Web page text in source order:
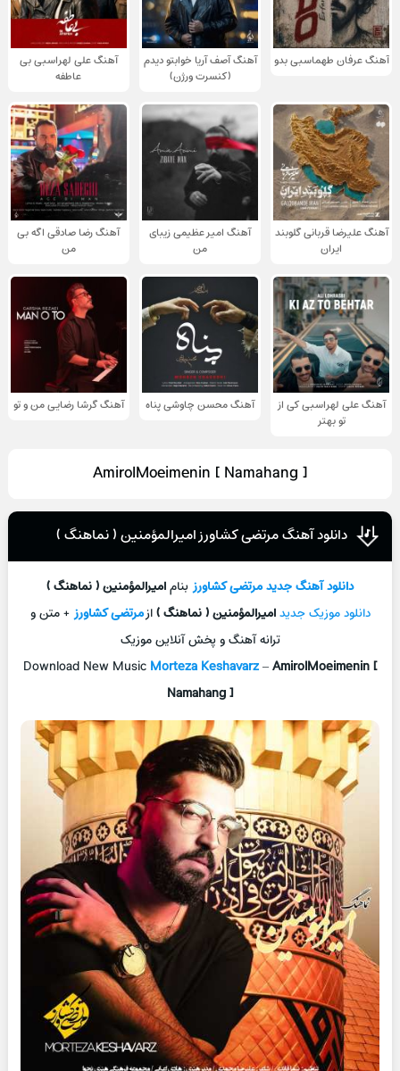
آهنگ عرفان طهماسبی بدو
آهنگ آصف آریا خوابتو دیدم
(کنسرت ورژن)
آهنگ علی لهراسبی بی
عاطفه
آهنگ علیرضا قربانی گلوبند
ایران
آهنگ امیر عظیمی زیبای
من
آهنگ رضا صادقی اگه بی
من
آهنگ علی لهراسبی کی از
تو ‌بهتر
آهنگ محسن چاوشی پناه آهنگ گرشا رضایی من و تو
AmirolMoeimenin [ Namahang ]
دانلود آهنگ مرتضی کشاورز امیرالمؤمنین ( نماهنگ )
دانلود آهنگ جديدمرتضی کشاورزبنامامیرالمؤمنین ( نماهنگ )
دانلود موزیک جديدامیرالمؤمنین ( نماهنگ )ازمرتضی کشاورز+ متن و
ترانه آهنگ و پخش آنلاين موزيک
Download New Music Morteza Keshavarz–AmirolMoeimenin [
Namahang ]